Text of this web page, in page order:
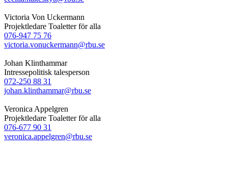
Victoria Von Uckermann
Projektledare Toaletter för alla
076-947 75 76
victoria.vonuckermann@rbu.se
Johan Klinthammar
Intressepolitisk talesperson
072-250 88 31
johan.klinthammar@rbu.se
Veronica Appelgren
Projektledare Toaletter för alla
076-677 90 31
veronica.appelgren@rbu.se